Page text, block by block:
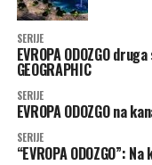
SERIJE
EVROPA ODOZGO
GEOGRAPHIC
SERIJE
EVROPA ODOZGO na
SERIJE
“EVROPA ODOZGO”: